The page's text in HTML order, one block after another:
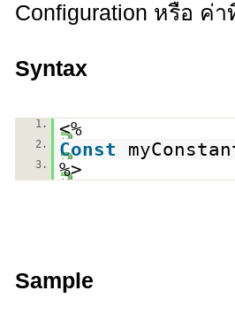
Configuration หรือ ค่
Syntax
1. <%
2. Const
3. %>
Sample